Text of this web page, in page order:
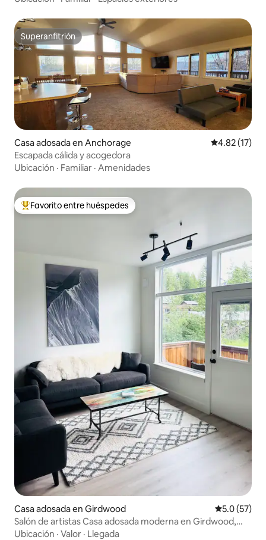
Superanfitrión
Superanfitrión
Casa adosada en Anchorage Calificación
4.82 (17)
Escapada cálida y acogedora
Ubicación · Familiar · Amenidades
De los mejores en Favorito entre huéspedes
Favorito entre huéspedes
Casa adosada en Girdwood Calificación
5.0 (57)
Salón de artistas Casa adosada moderna en Girdwood,
Alaska
Ubicación · Valor · Llegada